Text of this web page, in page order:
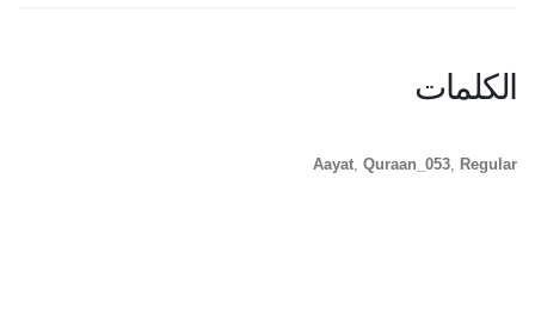
الكلمات
Aayat Quraan_053 Regular